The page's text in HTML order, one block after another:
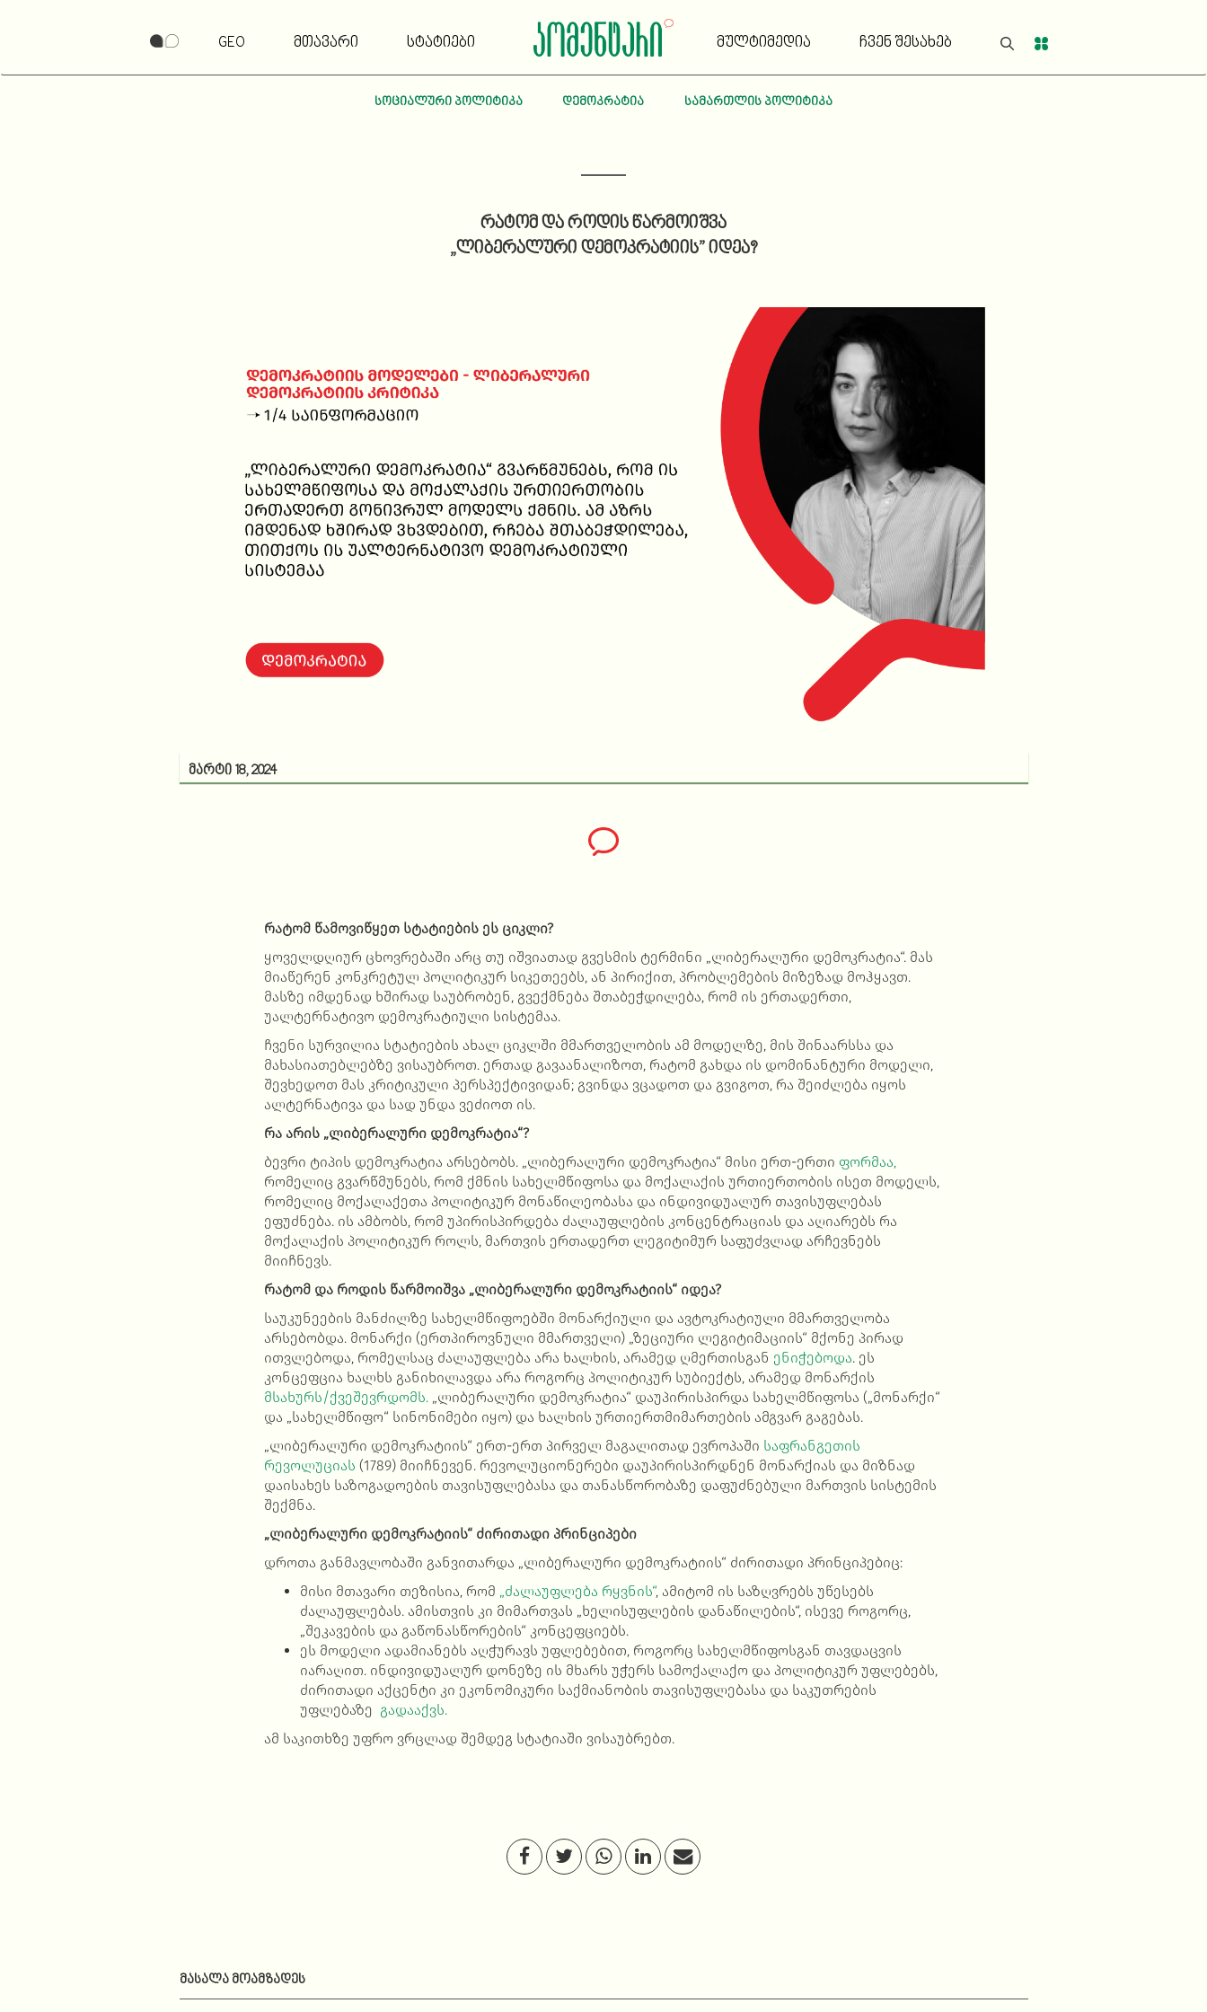
GEO მთავარი სტატიები მულტიმედია ჩვენ შესახებ
სოციალური პოლიტიკა დემოკრატია სამართლის პოლიტიკა
რატომ და როდის წარმოიშვა
„ლიბერალური დემოკრატიის” იდეა?
მარტი 18, 2024
რატომ წამოვიწყეთ სტატიების ეს ციკლი?
ყოველდღიურ ცხოვრებაში არც თუ იშვიათად გვესმის ტერმინი „ლიბერალური დემოკრატია“. მას
მიაწერენ კონკრეტულ პოლიტიკურ სიკეთეებს, ან პირიქით, პრობლემების მიზეზად მოჰყავთ.
მასზე იმდენად ხშირად საუბრობენ, გვექმნება შთაბეჭდილება, რომ ის ერთადერთი,
უალტერნატივო დემოკრატიული სისტემაა.
ჩვენი სურვილია სტატიების ახალ ციკლში მმართველობის ამ მოდელზე, მის შინაარსსა და
მახასიათებლებზე ვისაუბროთ. ერთად გავაანალიზოთ, რატომ გახდა ის დომინანტური მოდელი,
შევხედოთ მას კრიტიკული პერსპექტივიდან; გვინდა ვცადოთ და გვიგოთ, რა შეიძლება იყოს
ალტერნატივა და სად უნდა ვეძიოთ ის.
რა არის „ლიბერალური დემოკრატია“?
ბევრი ტიპის დემოკრატია არსებობს. „ლიბერალური დემოკრატია“ მისი ერთ-ერთი ფორმაა,
რომელიც გვარწმუნებს, რომ ქმნის სახელმწიფოსა და მოქალაქის ურთიერთობის ისეთ მოდელს,
რომელიც მოქალაქეთა პოლიტიკურ მონაწილეობასა და ინდივიდუალურ თავისუფლებას
ეფუძნება. ის ამბობს, რომ უპირისპირდება ძალაუფლების კონცენტრაციას და აღიარებს რა
მოქალაქის პოლიტიკურ როლს, მართვის ერთადერთ ლეგიტიმურ საფუძვლად არჩევნებს
მიიჩნევს.
რატომ და როდის წარმოიშვა „ლიბერალური დემოკრატიის“ იდეა?
საუკუნეების მანძილზე სახელმწიფოებში მონარქიული და ავტოკრატიული მმართველობა
არსებობდა. მონარქი (ერთპიროვნული მმართველი) „ზეციური ლეგიტიმაციის“ მქონე პირად
ითვლებოდა, რომელსაც ძალაუფლება არა ხალხის, არამედ ღმერთისგან ენიჭებოდა. ეს
კონცეფცია ხალხს განიხილავდა არა როგორც პოლიტიკურ სუბიექტს, არამედ მონარქის
მსახურს/ქვეშევრდომს. „ლიბერალური დემოკრატია“ დაუპირისპირდა სახელმწიფოსა („მონარქი“
და „სახელმწიფო“ სინონიმები იყო) და ხალხის ურთიერთმიმართების ამგვარ გაგებას.
„ლიბერალური დემოკრატიის“ ერთ-ერთ პირველ მაგალითად ევროპაში საფრანგეთის
რევოლუციას (1789) მიიჩნევენ. რევოლუციონერები დაუპირისპირდნენ მონარქიას და მიზნად
დაისახეს საზოგადოების თავისუფლებასა და თანასწორობაზე დაფუძნებული მართვის სისტემის
შექმნა.
„ლიბერალური დემოკრატიის“ ძირითადი პრინციპები
დროთა განმავლობაში განვითარდა „ლიბერალური დემოკრატიის“ ძირითადი პრინციპებიც:
მისი მთავარი თეზისია, რომ „ძალაუფლება რყვნის“, ამიტომ ის საზღვრებს უწესებს
ძალაუფლებას. ამისთვის კი მიმართვას „ხელისუფლების დანაწილების“, ისევე როგორც,
„შეკავების და გაწონასწორების“ კონცეფციებს.
ეს მოდელი ადამიანებს აღჭურავს უფლებებით, როგორც სახელმწიფოსგან თავდაცვის
იარაღით. ინდივიდუალურ დონეზე ის მხარს უჭერს სამოქალაქო და პოლიტიკურ უფლებებს,
ძირითადი აქცენტი კი ეკონომიკური საქმიანობის თავისუფლებასა და საკუთრების
უფლებაზე გადააქვს.
ამ საკითხზე უფრო ვრცლად შემდეგ სტატიაში ვისაუბრებთ.
ᲛᲐᲡᲐᲚᲐ ᲛᲝᲐᲛᲖᲐᲓᲔᲡ